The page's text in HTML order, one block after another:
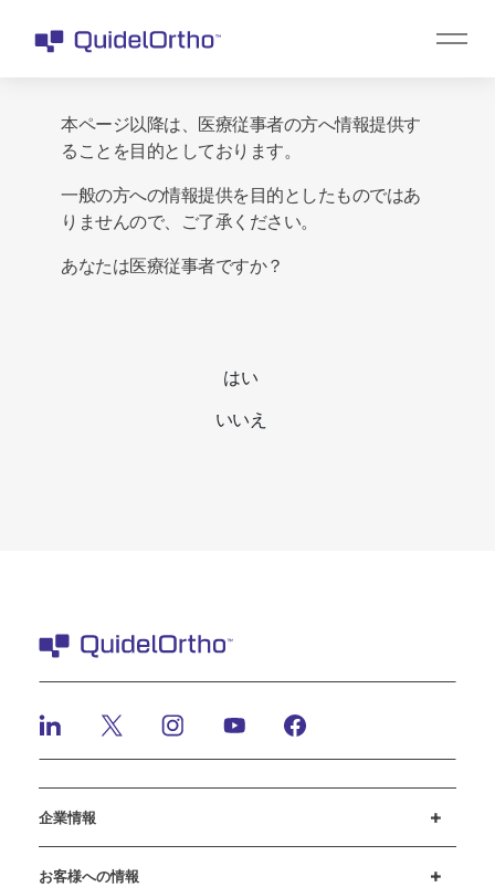
本ページ以降は、医療従事者の方へ情報提供す
ることを目的としております。
一般の方への情報提供を目的としたものではあ
りませんので、ご了承ください。
あなたは医療従事者ですか？
はい
いいえ
企業情報
お客様への情報